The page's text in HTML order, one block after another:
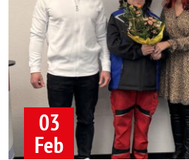
03
Feb